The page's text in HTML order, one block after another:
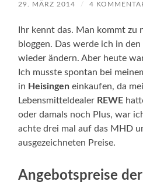
29. MÄRZ 2014 / 4
Ihr kennt das. Man kommt zu
bloggen. Das werde ich in
wieder ändern. Aber heute
Ich musste spontan bei
in Heisingen einkaufen, da
Lebensmitteldealer REWE
oder damals noch Plus, war
achte drei mal auf das MHD
ausgezeichneten Preise.
Angebotspreise